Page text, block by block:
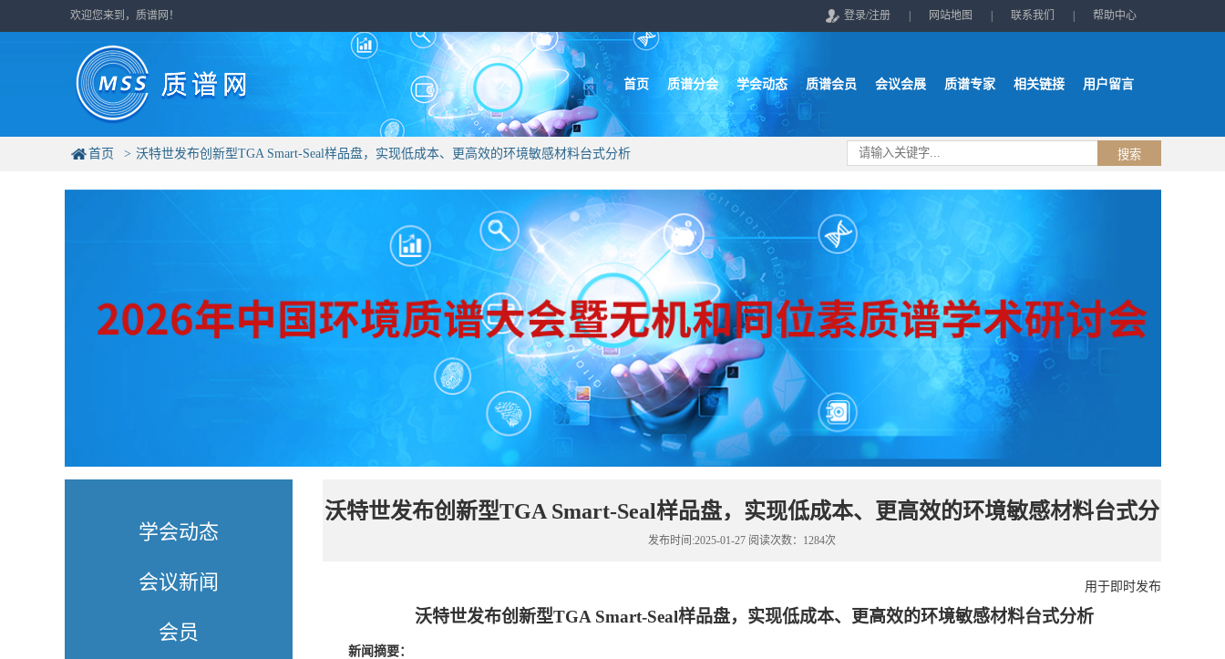
欢迎您来到，质谱网！ 登录/注册 网站地图 联系我们 帮助中心
首页 质谱分会 学会动态 质谱会员 会议会展 质谱专家 相关链接 用户留言
首页 沃特世发布创新型TGA Smart-Seal样品盘，实现低成本、更高效的环境敏感材料台式分析
学会动态
会议新闻
会员
沃特世发布创新型TGA Smart-Seal样品盘，实现低成本、更高效的环境敏感材料台式分
析
发布时间:2025-01-27 阅读次数：1284次
用于即时发布
沃特世发布创新型TGA Smart-Seal样品盘，实现低成本、更高效的环境敏感材料台式分析
新闻摘要：